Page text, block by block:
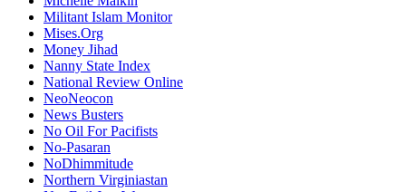
Militant Islam Monitor
Mises.Org
Money Jihad
Nanny State Index
National Review Online
NeoNeocon
News Busters
No Oil For Pacifists
No-Pasaran
NoDhimmitude
Northern Virginiastan